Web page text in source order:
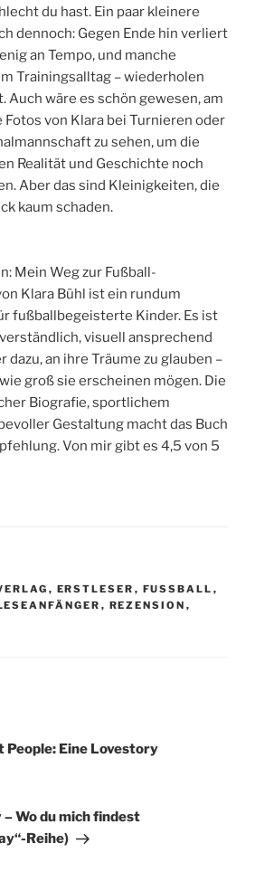
du hast. Ein paar kleinere
dennoch: Gegen Ende hin verliert
an Tempo, und manche
Trainingsalltag – wiederholen
Auch wäre es schön gewesen, am
Fotos von Klara bei Turnieren oder
zu sehen, um die
Realität und Geschichte noch
Aber das sind Kleinigkeiten, die
kaum schaden.
Mein Weg zur Fußball-
Klara Bühl ist ein rundum
fußballbegeisterte Kinder. Es ist
visuell ansprechend
an ihre Träume zu glauben –
groß sie erscheinen mögen. Die
Biografie, sportlichem
Gestaltung macht das Buch
Von mir gibt es 4,5 von 5
, ERSTLESER , FUSSBALL
,
, REZENSION ,
People: Eine Lovestory
Wo du mich findest
Reihe)